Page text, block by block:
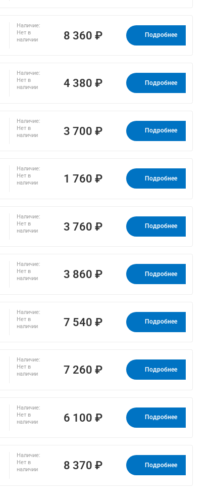
Наличие:
Нет в
наличии
8 360 ₽ Подробнее
Наличие:
Нет в
наличии
4 380 ₽ Подробнее
Наличие:
Нет в
наличии
3 700 ₽ Подробнее
Наличие:
Нет в
наличии
1 760 ₽ Подробнее
Наличие:
Нет в
наличии
3 760 ₽ Подробнее
Наличие:
Нет в
наличии
3 860 ₽ Подробнее
Наличие:
Нет в
наличии
7 540 ₽ Подробнее
Наличие:
Нет в
наличии
7 260 ₽ Подробнее
Наличие:
Нет в
наличии
6 100 ₽ Подробнее
Наличие:
Нет в
наличии
8 370 ₽ Подробнее